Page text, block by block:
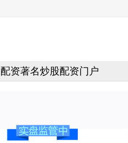
配资著名炒股配资门户